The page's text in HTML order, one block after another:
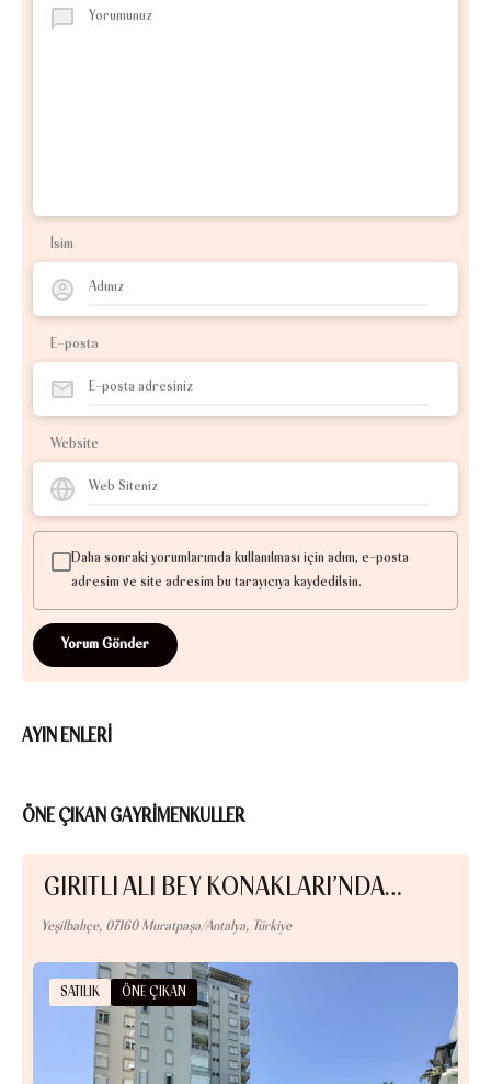
İsim
E-posta
Website
Daha sonraki yorumlarımda kullanılması için adım, e-posta
adresim ve site adresim bu tarayıcıya kaydedilsin.
AYIN ENLERİ
ÖNE ÇIKAN GAYRİMENKULLER
GIRITLI ALI BEY KONAKLARI’NDA…
Yeşilbahçe, 07160 Muratpaşa/Antalya, Türkiye
SATILIK ÖNE ÇIKAN